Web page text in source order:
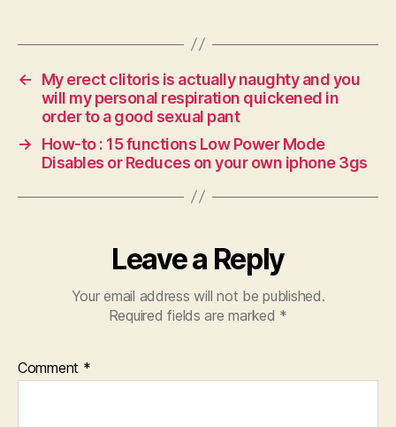
←
My erect clitoris is actually naughty and you
will my personal respiration quickened in
order to a good sexual pant
→
How-to : 15 functions Low Power Mode
Disables or Reduces on your own iphone 3gs
Leave a Reply
Your email address will not be published.
Required fields are marked *
Comment *